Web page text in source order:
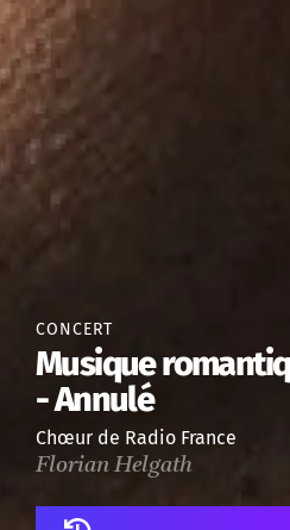
CONCERT
Musique
- Annulé
Chœur de Radio France
Florian Helgath